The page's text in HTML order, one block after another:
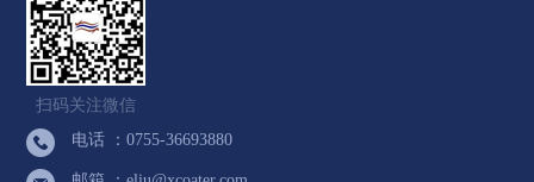
扫码关注微信
电话 ：0755-36693880